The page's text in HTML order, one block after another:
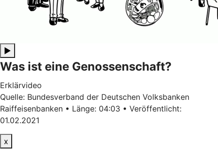
▶
Was ist eine Genossenschaft?
Erklärvideo
Quelle: Bundesverband der Deutschen Volksbanken
Raiffeisenbanken • Länge: 04:03 • Veröffentlicht:
01.02.2021
x